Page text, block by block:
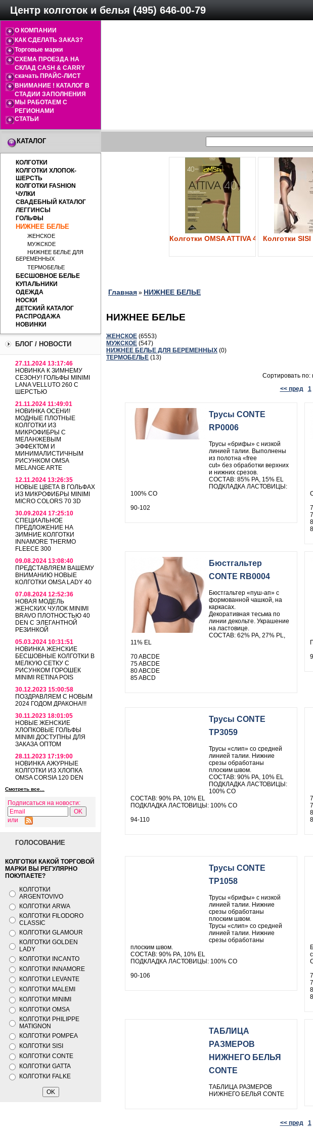
Центр колготок и белья (495) 646-00-79
О КОМПАНИИ
КАК СДЕЛАТЬ ЗАКАЗ?
Торговые марки
СХЕМА ПРОЕЗДА НА
СКЛАД CASH & CARRY
скачать ПРАЙС-ЛИСТ
ВНИМАНИЕ ! КАТАЛОГ В
СТАДИИ ЗАПОЛНЕНИЯ
МЫ РАБОТАЕМ С
РЕГИОНАМИ
СТАТЬИ
КАТАЛОГ
КОЛГОТКИ
КОЛГОТКИ ХЛОПОК-
ШЕРСТЬ
КОЛГОТКИ FASHION
ЧУЛКИ
СВАДЕБНЫЙ КАТАЛОГ
ЛЕГГИНСЫ
ГОЛЬФЫ
НИЖНЕЕ БЕЛЬЕ
ЖЕНСКОЕ
МУЖСКОЕ
НИЖНЕЕ БЕЛЬЕ ДЛЯ
БЕРЕМЕННЫХ
ТЕРМОБЕЛЬЕ
БЕСШОВНОЕ БЕЛЬЕ
КУПАЛЬНИКИ
ОДЕЖДА
НОСКИ
ДЕТСКИЙ КАТАЛОГ
РАСПРОДАЖА
НОВИНКИ
БЛОГ / НОВОСТИ
27.11.2024 13:17:46
НОВИНКА К ЗИМНЕМУ
СЕЗОНУ! ГОЛЬФЫ MINIMI
LANA VELLUTO 260 С
ШЕРСТЬЮ
21.11.2024 11:49:01
НОВИНКА ОСЕНИ!
МОДНЫЕ ПЛОТНЫЕ
КОЛГОТКИ ИЗ
МИКРОФИБРЫ С
МЕЛАНЖЕВЫМ
ЭФФЕКТОМ И
МИНИМАЛИСТИЧНЫМ
РИСУНКОМ OMSA
MELANGE ARTE
12.11.2024 13:26:35
НОВЫЕ ЦВЕТА В ГОЛЬФАХ
ИЗ МИКРОФИБРЫ MINIMI
MICRO COLORS 70 3D
30.09.2024 17:25:10
СПЕЦИАЛЬНОЕ
ПРЕДЛОЖЕНИЕ НА
ЗИМНИЕ КОЛГОТКИ
INNAMORE THERMO
FLEECE 300
09.08.2024 13:08:40
ПРЕДСТАВЛЯЕМ ВАШЕМУ
ВНИМАНИЮ НОВЫЕ
КОЛГОТКИ OMSA LADY 40
07.08.2024 12:52:36
НОВАЯ МОДЕЛЬ
ЖЕНСКИХ ЧУЛОК MINIMI
BRAVO ПЛОТНОСТЬЮ 40
DEN С ЭЛЕГАНТНОЙ
РЕЗИНКОЙ
05.03.2024 10:31:51
НОВИНКА ЖЕНСКИЕ
БЕСШОВНЫЕ КОЛГОТКИ В
МЕЛКУЮ СЕТКУ С
РИСУНКОМ ГОРОШЕК
MINIMI RETINA POIS
30.12.2023 15:00:58
ПОЗДРАВЛЯЕМ С НОВЫМ
2024 ГОДОМ ДРАКОНА!!!
30.11.2023 18:01:05
НОВЫЕ ЖЕНСКИЕ
ХЛОПКОВЫЕ ГОЛЬФЫ
MINIMI ДОСТУПНЫ ДЛЯ
ЗАКАЗА ОПТОМ
28.11.2023 17:19:00
НОВИНКА АЖУРНЫЕ
КОЛГОТКИ ИЗ ХЛОПКА
OMSA CORSIA 120 DEN
Смотреть все...
Подписаться на новости:
или
ГОЛОСОВАНИЕ
КОЛГОТКИ КАКОЙ ТОРГОВОЙ
МАРКИ ВЫ РЕГУЛЯРНО
ПОКУПАЕТЕ?
КОЛГОТКИ
ARGENTOVIVO
КОЛГОТКИ ARWA
КОЛГОТКИ FILODORO
CLASSIC
КОЛГОТКИ GLAMOUR
КОЛГОТКИ GOLDEN
LADY
КОЛГОТКИ INCANTO
КОЛГОТКИ INNAMORE
КОЛГОТКИ LEVANTE
КОЛГОТКИ MALEMI
КОЛГОТКИ MINIMI
КОЛГОТКИ OMSA
КОЛГОТКИ PHILIPPE
MATIGNON
КОЛГОТКИ POMPEA
КОЛГОТКИ SISI
КОЛГОТКИ CONTE
КОЛГОТКИ GATTA
КОЛГОТКИ FALKE
Колготки OMSA ATTIVA 40 Колготки
Главная » НИЖНЕЕ БЕЛЬЕ
НИЖНЕЕ БЕЛЬЕ
ЖЕНСКОЕ (6553)
МУЖСКОЕ (547)
НИЖНЕЕ БЕЛЬЕ ДЛЯ БЕРЕМЕННЫХ (0)
ТЕРМОБЕЛЬЕ (13)
Сортировать
<< пред
1
Трусы CONTE
RP0006
Трусы «брифы» с низкой
линией талии. Выполнены
из полотна «free
cut» без обработки верхних
и нижних срезов.
СОСТАВ: 85% PA, 15% EL
ПОДКЛАДКА ЛАСТОВИЦЫ:
100% СО
90-102
Бюстгальтер
CONTE RB0004
Бюстгальтер «пуш-ап» с
формованной чашкой, на
каркасах.
Декоративная тесьма по
линии декольте. Украшение
на ластовице.
СОСТАВ: 62% PA, 27% PL,
11% EL
70 ABCDE
75 ABCDE
80 ABCDE
85 ABCD
Трусы CONTE
TP3059
Трусы «слип» со средней
линией талии. Нижние
срезы обработаны
плоским швом.
СОСТАВ: 90% PA, 10% EL
ПОДКЛАДКА ЛАСТОВИЦЫ:
100% СО
СОСТАВ: 90% PA, 10% EL
ПОДКЛАДКА ЛАСТОВИЦЫ: 100% СО
94-110
Трусы CONTE
TP1058
Трусы «брифы» с низкой
линией талии. Нижние
срезы обработаны
плоским швом.
Трусы «слип» со средней
линией талии. Нижние
срезы обработаны
плоским швом.
СОСТАВ: 90% PA, 10% EL
ПОДКЛАДКА ЛАСТОВИЦЫ: 100% СО
90-106
ТАБЛИЦА
РАЗМЕРОВ
НИЖНЕГО БЕЛЬЯ
CONTE
ТАБЛИЦА РАЗМЕРОВ
НИЖНЕГО БЕЛЬЯ CONTE
<< пред 1